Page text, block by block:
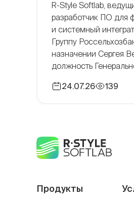
R-Style Softlab,
разработчик ПО для
и системный
Группу
назначении Сергея
должность
приоритеты
искусственного
укрепление
24.07.26 139
Продукты